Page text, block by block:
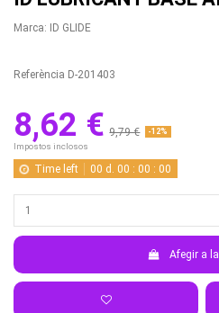
Marca: ID GLIDE
Referència D-201403
8,62 € 9,79 € -12%
Impostos inclosos
Time left 00 d. 00 :00 :00
Afegir a